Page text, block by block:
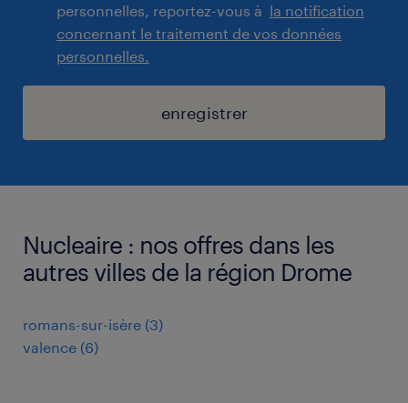
personnelles, reportez-vous à la notification
concernant le traitement de vos données
personnelles.
enregistrer
Nucleaire : nos offres dans les
autres villes de la région Drome
romans-sur-isère (3)
valence (6)